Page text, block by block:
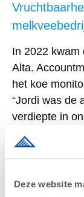
Deze website
In 2022 kwam
Alta.
het koe
“Jordi was de
verdiepte in
met ons in
Agri keek.”
familie